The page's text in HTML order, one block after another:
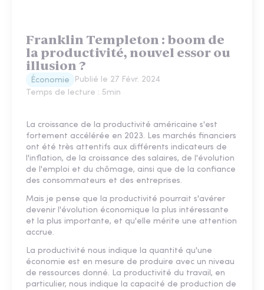
Franklin Templeton : boom de
la productivité, nouvel essor ou
illusion ?
Économie Publié le 27 Févr. 2024
Temps de lecture : 5min
La croissance de la productivité américaine s'est
fortement accélérée en 2023. Les marchés financiers
ont été très attentifs aux différents indicateurs de
l'inflation, de la croissance des salaires, de l'évolution
de l'emploi et du chômage, ainsi que de la confiance
des consommateurs et des entreprises.
Mais je pense que la productivité pourrait s'avérer
devenir l'évolution économique la plus intéressante
et la plus importante, et qu'elle mérite une attention
accrue.
La productivité nous indique la quantité qu'une
économie est en mesure de produire avec un niveau
de ressources donné. La productivité du travail, en
particulier, nous indique la capacité de production de